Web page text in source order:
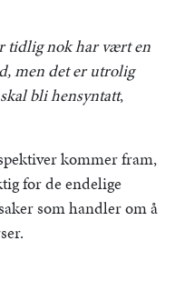
tidlig nok har vært en
men det er utrolig
bli hensyntatt,
kommer fram,
for de endelige
som handler om å